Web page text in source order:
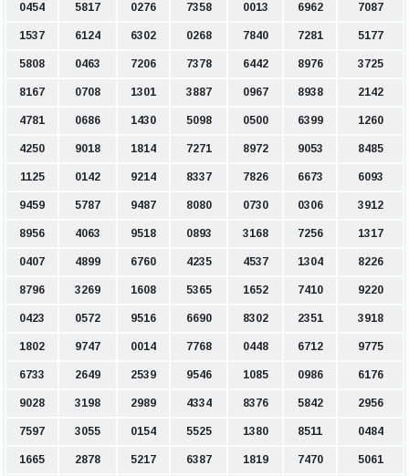
0454 5817 0276 7358 0013 6962 7087
1537 6124 6302 0268 7840 7281 5177
5808 0463 7206 7378 6442 8976 3725
8167 0708 1301 3887 0967 8938 2142
4781 0686 1430 5098 0500 6399 1260
4250 9018 1814 7271 8972 9053 8485
1125 0142 9214 8337 7826 6673 6093
9459 5787 9487 8080 0730 0306 3912
8956 4063 9518 0893 3168 7256 1317
0407 4899 6760 4235 4537 1304 8226
8796 3269 1608 5365 1652 7410 9220
0423 0572 9516 6690 8302 2351 3918
1802 9747 0014 7768 0448 6712 9775
6733 2649 2539 9546 1085 0986 6176
9028 3198 2989 4334 8376 5842 2956
7597 3055 0154 5525 1380 8511 0484
1665 2878 5217 6387 1819 7470 5061